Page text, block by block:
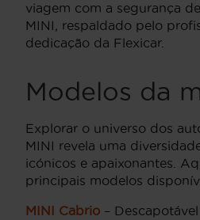
viagem com a segurança
MINI, respaldado pelo
dedicação da Flexicar.
Modelos da
Explorar o universo dos
MINI revela uma
icónicos e apaixonantes.
principais modelos
MINI Cabrio –